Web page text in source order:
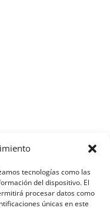
tecnologías como las
del dispositivo. El
procesar datos como
únicas en este